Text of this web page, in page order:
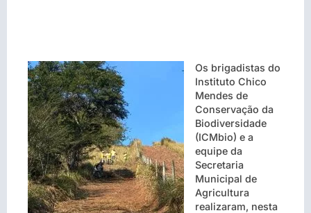
Os brigadistas do
Instituto Chico
Mendes de
Conservação da
Biodiversidade
(ICMbio) e a
equipe da
Secretaria
Municipal de
Agricultura
realizaram, nesta